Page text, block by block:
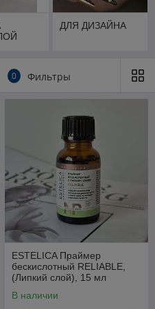
ДЛЯ ДИЗАЙНА
0 Фильтры
ESTELICA Праймер
бескислотный RELIABLE,
(Липкий слой), 15 мл
В наличии